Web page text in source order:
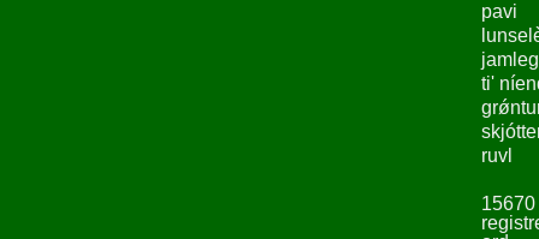
pavi
ti'
ruvl
15670